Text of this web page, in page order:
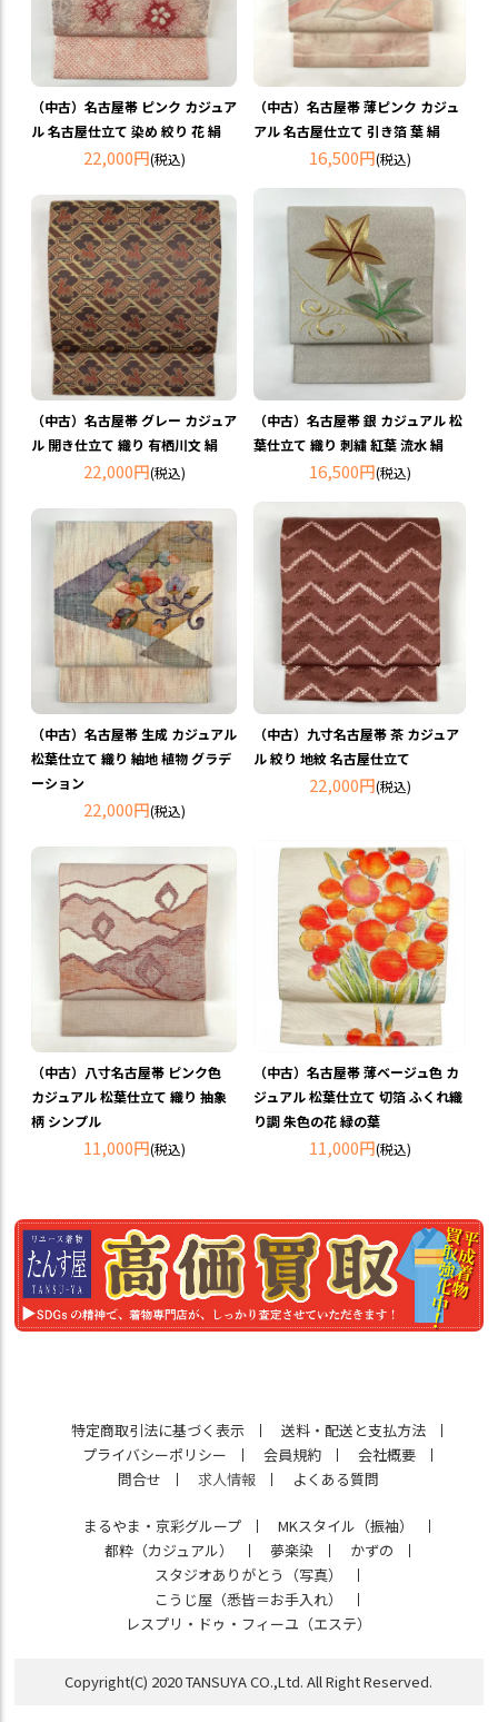
（中古）名古屋帯 ピンク カジュア
ル 名古屋仕立て 染め 絞り 花 絹
22,000円(税込)
（中古）名古屋帯 薄ピンク カジュ
アル 名古屋仕立て 引き箔 葉 絹
16,500円(税込)
（中古）名古屋帯 グレー カジュア
ル 開き仕立て 織り 有栖川文 絹
22,000円(税込)
（中古）名古屋帯 銀 カジュアル 松
葉仕立て 織り 刺繍 紅葉 流水 絹
16,500円(税込)
（中古）名古屋帯 生成 カジュアル
松葉仕立て 織り 紬地 植物 グラデ
ーション
22,000円(税込)
（中古）九寸名古屋帯 茶 カジュア
ル 絞り 地紋 名古屋仕立て
22,000円(税込)
（中古）八寸名古屋帯 ピンク色
カジュアル 松葉仕立て 織り 抽象
柄 シンプル
11,000円(税込)
（中古）名古屋帯 薄ベージュ色 カ
ジュアル 松葉仕立て 切箔 ふくれ織
り調 朱色の花 緑の葉
11,000円(税込)
特定商取引法に基づく表示
送料・配送と支払方法
プライバシーポリシー
会員規約
会社概要
問合せ
求人情報 よくある質問
まるやま・京彩グループ
MKスタイル（振袖）
都粋（カジュアル）
夢楽染
かずの
スタジオありがとう（写真）
こうじ屋（悉皆＝お手入れ）
レスプリ・ドゥ・フィーユ（エステ）
Copyright(C) 2020 TANSUYA CO.,Ltd. All Right Reserved.